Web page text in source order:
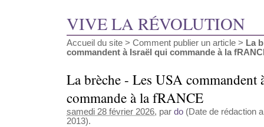
VIVE LA RÉVOLUTION
Accueil du site > Comment publier un article > La
commandent à Israël qui commande à la
La brèche - Les USA commandent
commande à la fRANCE
samedi 28 février 2026, par do (Date de rédaction
2013).